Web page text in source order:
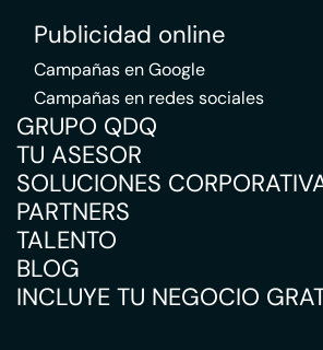
Publicidad online
Campañas en Google
Campañas en redes sociales
GRUPO QDQ
TU ASESOR
SOLUCIONES
PARTNERS
TALENTO
BLOG
INCLUYE TU NEGOCIO